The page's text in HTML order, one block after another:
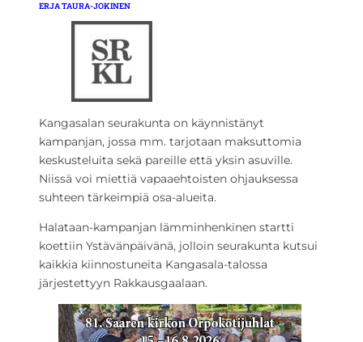
ERJA TAURA-JOKINEN
Kangasalan seurakunta on käynnistänyt
kampanjan, jossa mm. tarjotaan maksuttomia
keskusteluita sekä pareille että yksin asuville.
Niissä voi miettiä vapaaehtoisten ohjauksessa
suhteen tärkeimpiä osa-alueita.
Halataan-kampanjan lämminhenkinen startti
koettiin Ystävänpäivänä, jolloin seurakunta kutsui
kaikkia kiinnostuneita Kangasala-talossa
järjestettyyn Rakkausgaalaan.